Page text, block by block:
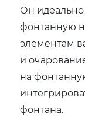
Он идеально
фонтанную
элементам
и
на
фонтана.